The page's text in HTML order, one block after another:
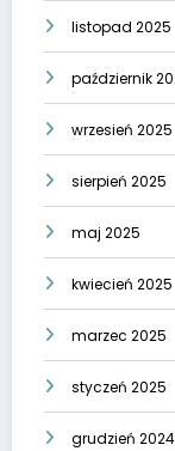
listopad 2025
październik
wrzesień 2025
sierpień 2025
maj 2025
kwiecień 2025
marzec 2025
styczeń 2025
grudzień 2024